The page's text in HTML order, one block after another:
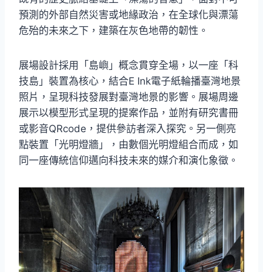
預測的外部自然災害或地緣政治，在全球化與漂蕩
危殆的未來之下，建築在灰色地帶的韌性。
展場設計採用「島嶼」概念貫穿全場，以一座「科
技島」裝置為核心，結合E Ink電子紙輪播臺灣地景
照片，呈現科技發展對臺灣地景的影響。展場周邊
展示以模型形式呈現的提案作品，並附有研究書冊
或影音QRcode，提供參訪者深入探究。另一側亮
點裝置「光明燈牆」，由數個光明燈組合而成，如
同一座傳統信仰邁向科技未來的媒介和演化象徵。